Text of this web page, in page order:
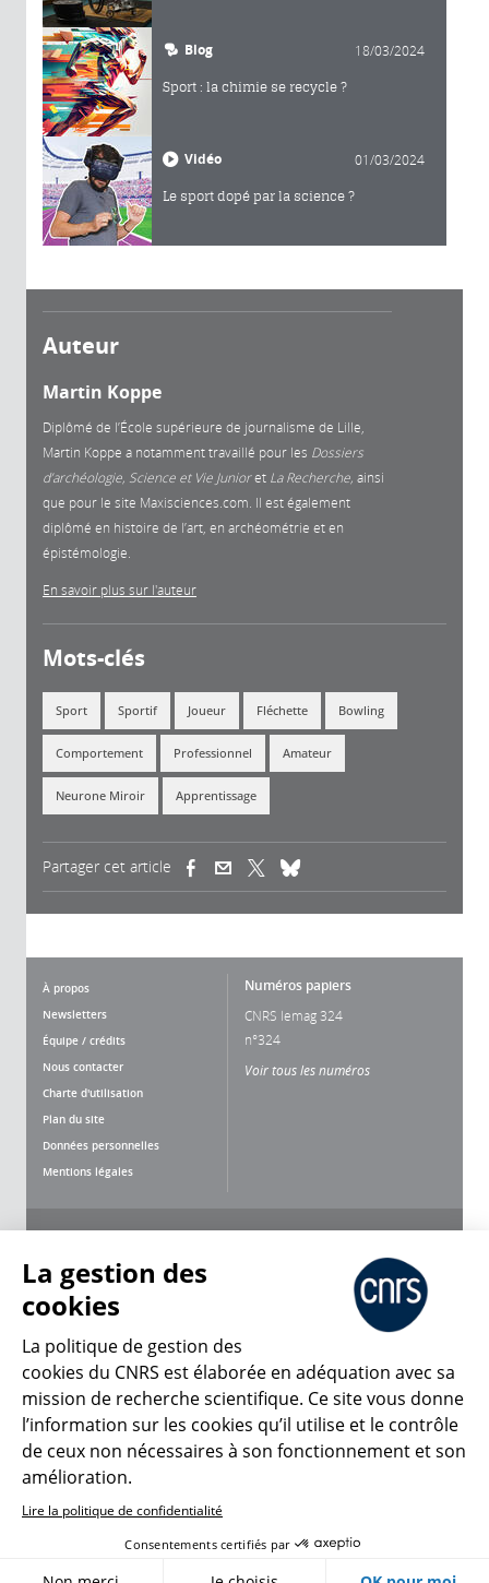
Blog 18/03/2024
Sport : la chimie se recycle ?
Vidéo 01/03/2024
Le sport dopé par la science ?
Auteur
Martin Koppe
Diplômé de l’École supérieure de journalisme de Lille,
Martin Koppe a notamment travaillé pour les Dossiers
d’archéologie, Science et Vie Junioret La Recherche, ainsi
que pour le site Maxisciences.com. Il est également
diplômé en histoire de l’art, en archéométrie et en
épistémologie.
En savoir plus sur l'auteur
Mots-clés
Sport Sportif Joueur Fléchette Bowling
Comportement Professionnel Amateur
Neurone Miroir Apprentissage
Partager cet article (link is external)(link is external)
À propos
Newsletters
Équipe / crédits
Nous contacter
Charte d'utilisation
Plan du site
Données personnelles
Mentions légales
Numéros papiers
CNRS lemag 324
n°324
Voir tous les numéros
CNRS Le Mag
© 2026, CNRS
Créer un compte Se connecter
Gestion des cookies
La gestion des
cookies
La politique de gestion des
cookies du CNRS est élaborée en adéquation avec sa
mission de recherche scientifique. Ce site vous donne
l’information sur les cookies qu’il utilise et le contrôle
de ceux non nécessaires à son fonctionnement et son
amélioration.
Lire la politique de confidentialité
Consentements certifiés par